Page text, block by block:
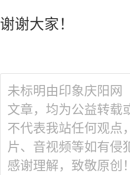
谢谢大家！
未标明由印象庆阳
文章，均为公益转载
不代表我站任何观点
片、音视频等如有侵
感谢理解，致敬原